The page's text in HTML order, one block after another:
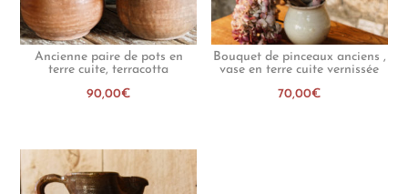
Ancienne paire de pots en
terre cuite, terracotta
90,00€
Bouquet de pinceaux anciens ,
vase en terre cuite vernissée
70,00€